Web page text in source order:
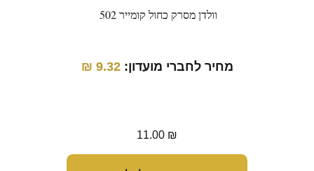
וולדן מסרק כחול קומייר 502
מחיר לחברי מועדון: 9.32
₪
11.00 ₪